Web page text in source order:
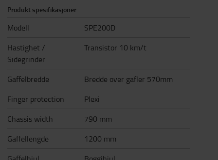
Produkt spesifikasjoner
Modell
SPE200D
Hastighet /
Sidegrinder
Transistor 10 km/t
Gaffelbredde
Bredde over gafler 570mm
Finger protection
Plexi
Chassis width
790 mm
Gaffellengde
1200 mm